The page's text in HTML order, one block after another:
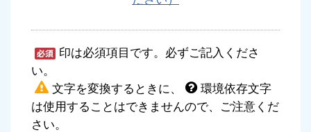
印は必須項目です。必ずご記入くださ
い。
文字を変換するときに、
環境依存文字
は使用することはできませんので、ご注意くだ
さい。